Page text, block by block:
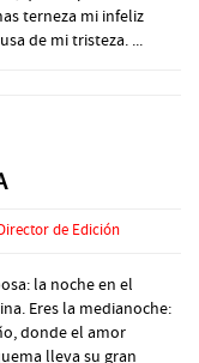
terneza mi infeliz
de mi tristeza. ...
de Edición
la noche en el
Eres la medianoche:
donde el amor
lleva su gran